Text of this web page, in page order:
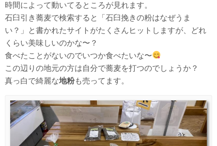
時間によって動いてるところが見れます。
石臼引き蕎麦で検索すると「石臼挽きの粉はなぜうま
い？」と書かれたサイトがたくさんヒットしますが、どれ
くらい美味しいのかな〜？
食べたことがないのでいつか食べたいな〜
この辺りの地元の方は自分で蕎麦を打つのでしょうか？
真っ白で綺麗な地粉も売ってます。